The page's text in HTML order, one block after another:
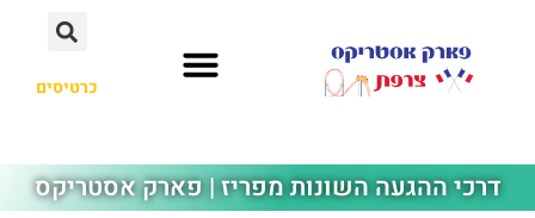
כרטיסים
דרכי ההגעה השונות מפריז | פארק אסטריקס